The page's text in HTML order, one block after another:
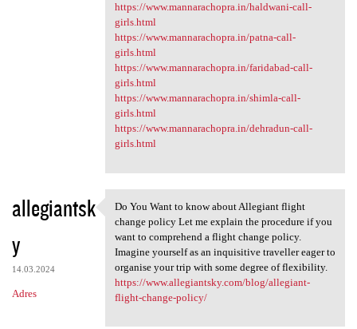
https://www.mannarachopra.in/haldwani-call-
girls.html
https://www.mannarachopra.in/patna-call-
girls.html
https://www.mannarachopra.in/faridabad-call-
girls.html
https://www.mannarachopra.in/shimla-call-
girls.html
https://www.mannarachopra.in/dehradun-call-
girls.html
allegiantsk
y
14.03.2024
Adres
Do You Want to know about
Do You Want to know about Allegiant flight
change policy Let me explain the procedure if you
want to comprehend a flight change policy.
Imagine yourself as an inquisitive traveller eager to
organise your trip with some degree of flexibility.
https://www.allegiantsky.com/blog/allegiant-
flight-change-policy/